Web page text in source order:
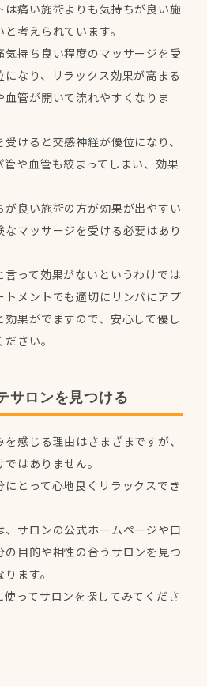
痛い施術よりも気持ちが良い施
考えられています。
持ち良い程度のマッサージを受
なり、リラックス効果が高まる
管が開いて流れやすくなりま
けると交感神経が優位になり、
や血管も絞まってしまい、効果
が良い施術の方が効果が出やすい
マッサージを受ける必要はあり
言って効果がないというわけでは
トメントでも適切にリンパにアプ
果がでますので、安心して優し
さい。
サロンを見つける
感じる理由はさまざまですが、
はありません。
とって心地良くリラックスでき
サロンの公式ホームページや口
目的や相性の合うサロンを見つ
ます。
ってサロンを探してみてくださ